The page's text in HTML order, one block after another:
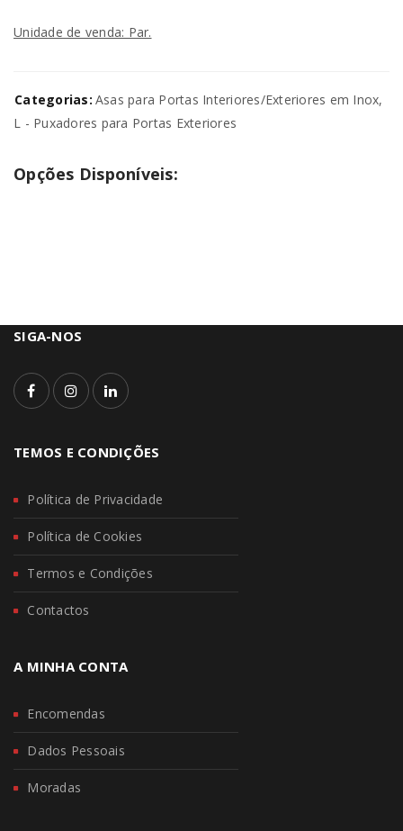
Unidade de venda: Par.
Categorias: Asas para Portas Interiores/Exteriores em Inox,
L - Puxadores para Portas Exteriores
Opções Disponíveis:
SIGA-NOS
TEMOS E CONDIÇÕES
Política de Privacidade
Política de Cookies
Termos e Condições
Contactos
A MINHA CONTA
Encomendas
Dados Pessoais
Moradas